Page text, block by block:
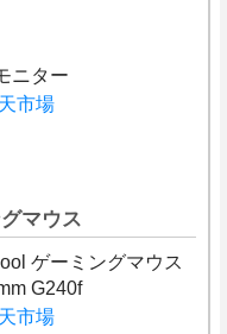
ニター
市場
マウス
ゲーミングマウス
G240f
市場